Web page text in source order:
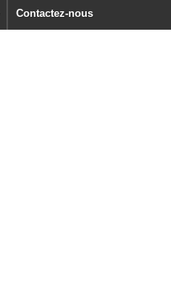
Contactez-nous